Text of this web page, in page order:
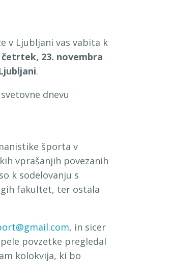
v Ljubljani vas vabita k
23. novembra
.
dnevu
športa v
vprašanjih povezanih
k sodelovanju s
fakultet, ter ostala
, in sicer
povzetke pregledal
kolokvija, ki bo